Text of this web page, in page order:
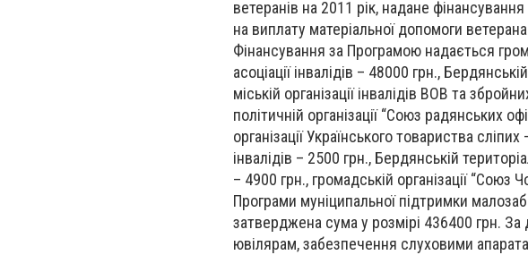
ветеранів на 2011 рік, надане
на виплату матеріальної допомоги
Фінансування за Програмою надається
асоціації інвалідів – 48000 грн.,
міській організації інвалідів ВОВ та
політичній організації “Союз радянських
організації Українського товариства
інвалідів – 2500 грн., Бердянській
– 4900 грн., громадській організації
Програми муніципальної підтримки
затверджена сума у розмірі 436400 грн.
ювілярам, забезпечення слуховими